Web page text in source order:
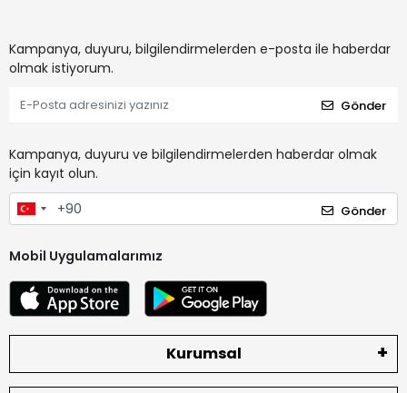
Kampanya, duyuru, bilgilendirmelerden e-posta ile haberdar
olmak istiyorum.
Gönder
Kampanya, duyuru ve bilgilendirmelerden haberdar olmak
için kayıt olun.
Gönder
Mobil Uygulamalarımız
Kurumsal